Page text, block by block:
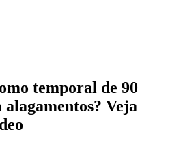
temporal de 90
Veja